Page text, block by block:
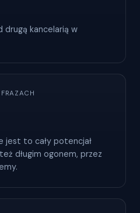
drugą kancelarią w
jest to cały potencjał
długim ogonem, przez